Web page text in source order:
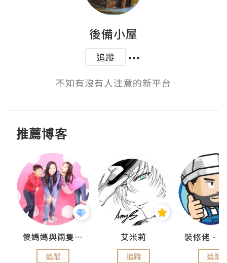
後備小屋
追蹤
不知有沒有人注意的新平台
推薦博客
儍媽媽與兩隻小魔怪之家
追蹤
艾米莉
追蹤 追蹤